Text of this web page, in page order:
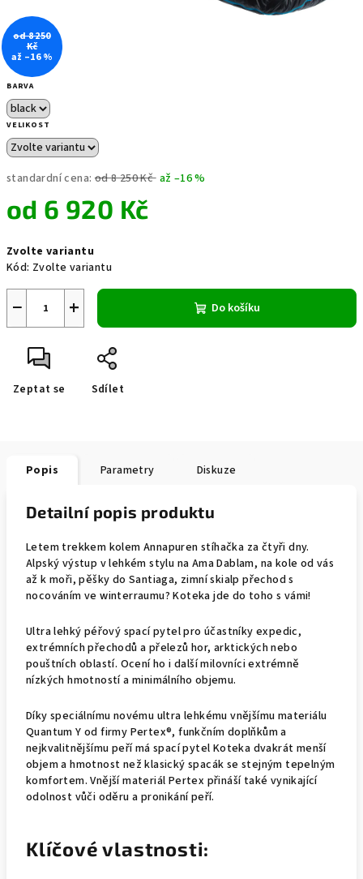
BARVA
VELIKOST
standardní cena: od 8 250 Kč až –16 %
od 6 920 Kč
cena:
Zvolte variantu
Kód: Zvolte variantu
+
− Do košíku
Zeptat se Sdílet
od 8 250
Kč
až –16 %
Popis Parametry Diskuze
Detailní popis produktu
Letem trekkem kolem Annapuren stíhačka za čtyři dny.
Alpský výstup v lehkém stylu na Ama Dablam, na kole od vás
až k moři, pěšky do Santiaga, zimní skialp přechod s
nocováním ve winterraumu? Koteka jde do toho s vámi!
Ultra lehký péřový spací pytel pro účastníky expedic,
extrémních přechodů a přelezů hor, arktických nebo
pouštních oblastí. Ocení ho i další milovníci extrémně
nízkých hmotností a minimálního objemu.
Díky speciálnímu novému ultra lehkému vnějšímu materiálu
Quantum Y od firmy Pertex®, funkčním doplňkům a
nejkvalitnějšímu peří má spací pytel Koteka dvakrát menší
objem a hmotnost než klasický spacák se stejným tepelným
komfortem. Vnější materiál Pertex přináší také vynikající
odolnost vůči oděru a pronikání peří.
Klíčové vlastnosti: